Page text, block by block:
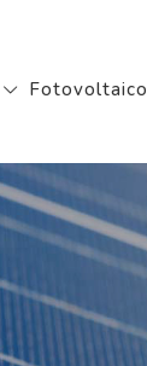
Fotovoltaico